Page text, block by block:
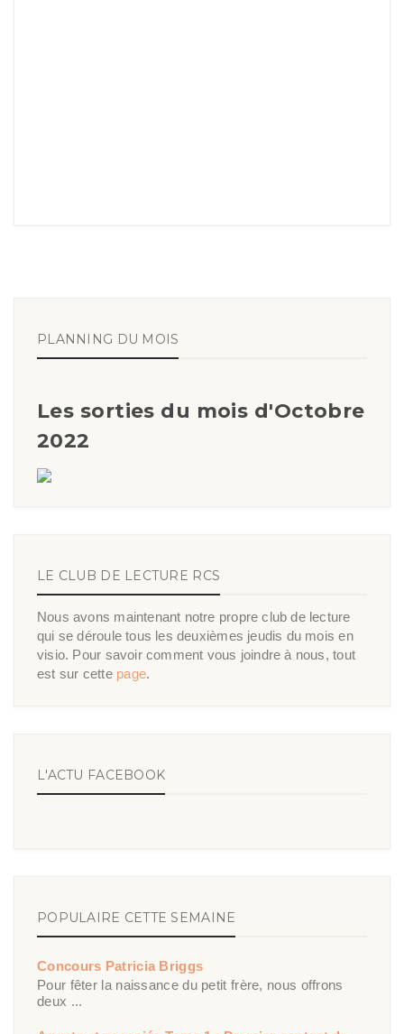
PLANNING DU MOIS
Les sorties du mois d'Octobre
2022
LE CLUB DE LECTURE RCS
Nous avons maintenant notre propre club de lecture
qui se déroule tous les deuxièmes jeudis du mois en
visio. Pour savoir comment vous joindre à nous, tout
est sur cette page.
L'ACTU FACEBOOK
POPULAIRE CETTE SEMAINE
Concours Patricia Briggs
Pour fêter la naissance du petit frère, nous offrons
deux ...